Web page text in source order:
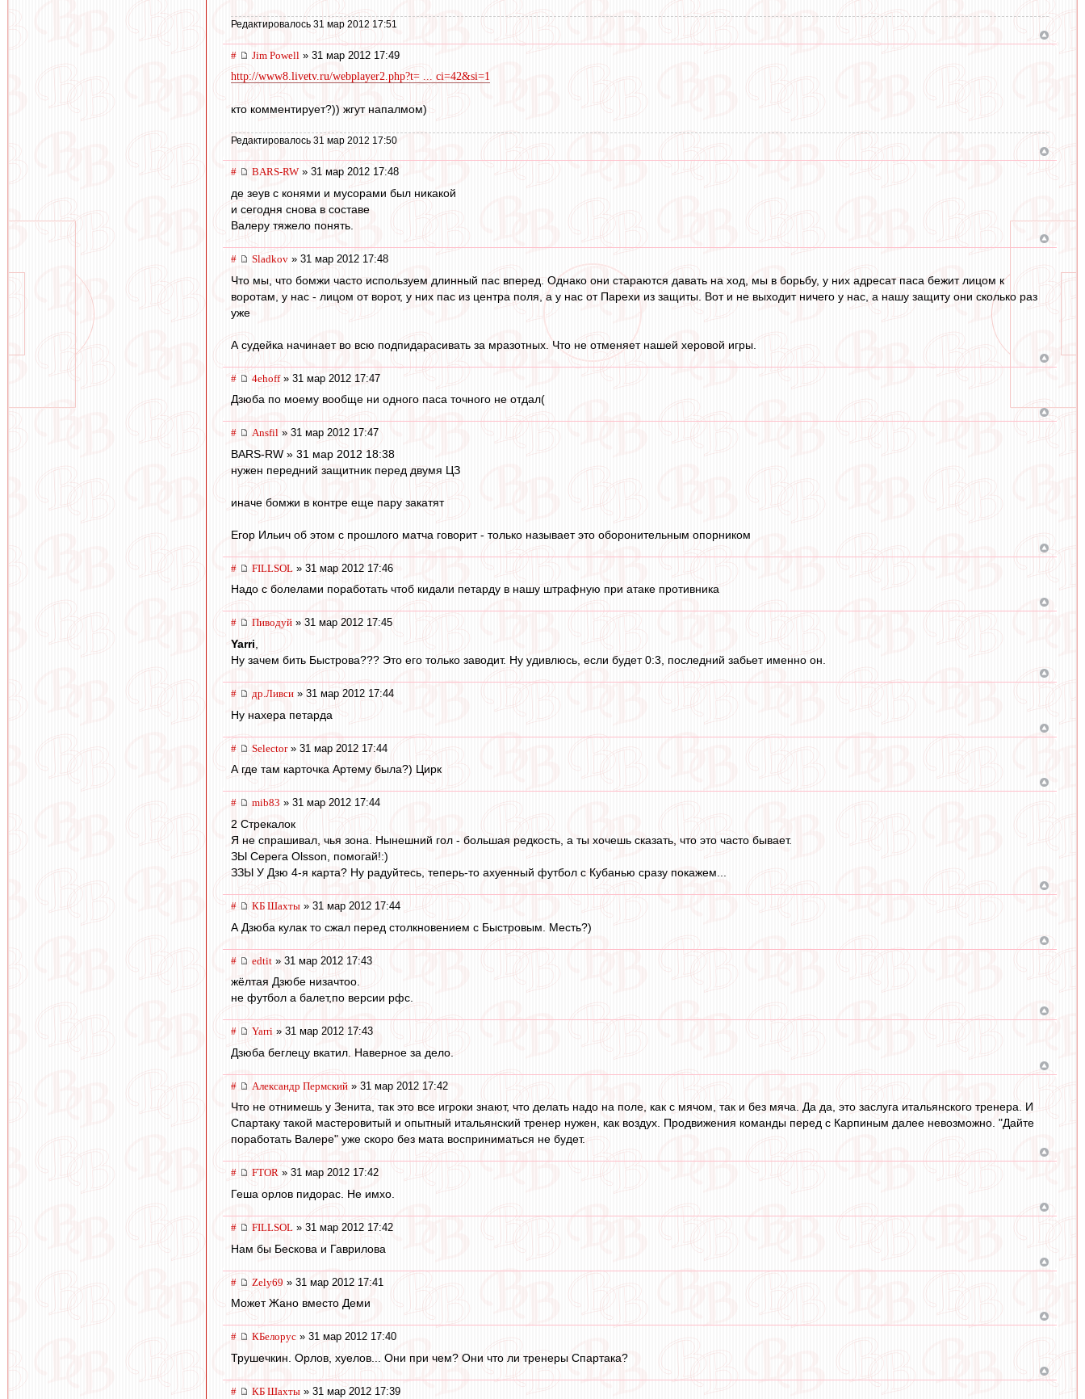
Редактировалось 31 мар 2012 17:51
# Jim Powell » 31 мар 2012 17:49
http://www8.livetv.ru/webplayer2.php?t= ... ci=42&si=1
кто комментирует?)) жгут напалмом)
Редактировалось 31 мар 2012 17:50
# BARS-RW » 31 мар 2012 17:48
де зеув с конями и мусорами был никакой
и сегодня снова в составе
Валеру тяжело понять.
# Sladkov » 31 мар 2012 17:48
Что мы, что бомжи часто используем длинный пас вперед. Однако они стараются давать на ход, мы в борьбу, у них адресат паса бежит лицом к
воротам, у нас - лицом от ворот, у них пас из центра поля, а у нас от Парехи из защиты. Вот и не выходит ничего у нас, а нашу защиту они сколько раз
уже
А судейка начинает во всю подпидарасивать за мразотных. Что не отменяет нашей херовой игры.
# 4ehoff» 31 мар 2012 17:47
Дзюба по моему вообще ни одного паса точного не отдал(
# Ansfil » 31 мар 2012 17:47
BARS-RW » 31 мар 2012 18:38
нужен передний защитник перед двумя ЦЗ
иначе бомжи в контре еще пару закатят
Егор Ильич об этом с прошлого матча говорит - только называет это оборонительным опорником
# FILLSOL » 31 мар 2012 17:46
Надо с болелами поработать чтоб кидали петарду в нашу штрафную при атаке противника
# Пиводуй » 31 мар 2012 17:45
Yarri
Ну зачем бить Быстрова??? Это его только заводит. Ну удивлюсь, если будет 0:3, последний забьет именно он.
# др.Ливси » 31 мар 2012 17:44
Ну нахера петарда
# Selector» 31 мар 2012 17:44
А где там карточка Артему была?) Цирк
# mib83 » 31 мар 2012 17:44
2 Стрекалок
Я не спрашивал, чья зона. Нынешний гол - большая редкость, а ты хочешь сказать, что это часто бывает.
ЗЫ Серега Olsson, помогай!:)
ЗЗЫ У Дзю 4-я карта? Ну радуйтесь, теперь-то ахуенный футбол с Кубанью сразу покажем...
# КБ Шахты » 31 мар 2012 17:44
А Дзюба кулак то сжал перед столкновением с Быстровым. Месть?)
# edtit » 31 мар 2012 17:43
жёлтая Дзюбе низачтоо.
не футбол а балет,по версии рфс.
# Yarri » 31 мар 2012 17:43
Дзюба беглецу вкатил. Наверное за дело.
# Александр Пермский » 31 мар 2012 17:42
Что не отнимешь у Зенита, так это все игроки знают, что делать надо на поле, как с мячом, так и без мяча. Да да, это заслуга итальянского тренера. И
Спартаку такой мастеровитый и опытный итальянский тренер нужен, как воздух. Продвижения команды перед с Карпиным далее невозможно. "Дайте
поработать Валере" уже скоро без мата восприниматься не будет.
# FTOR » 31 мар 2012 17:42
Геша орлов пидорас. Не имхо.
# FILLSOL » 31 мар 2012 17:42
Нам бы Бескова и Гаврилова
# Zely69 » 31 мар 2012 17:41
Может Жано вместо Деми
# КБелорус » 31 мар 2012 17:40
Трушечкин. Орлов, хуелов... Они при чем? Они что ли тренеры Спартака?
# КБ Шахты » 31 мар 2012 17:39